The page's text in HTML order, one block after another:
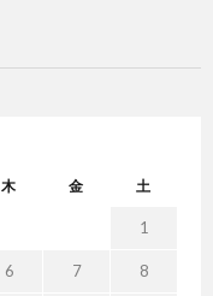
木 金 土
1
6 7 8